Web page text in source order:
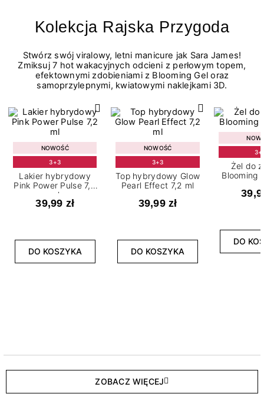
Kolekcja Rajska Przygoda
Stwórz swój viralowy, letni manicure jak Sara James!
Zmiksuj 7 hot wakacyjnych odcieni z perłowym topem,
efektownymi zdobieniami z Blooming Gel oraz
samoprzylepnymi, kwiatowymi naklejkami 3D.
NOWOŚĆ
3+3
Lakier hybrydowy
Pink Power Pulse 7,2
ml
39,99 zł
DO KOSZYKA
NOWOŚĆ
3+3
Top hybrydowy Glow
Pearl Effect 7,2 ml
39,99 zł
DO KOSZYKA
Żel do
Blooming
DO
ZOBACZ WIĘCEJ